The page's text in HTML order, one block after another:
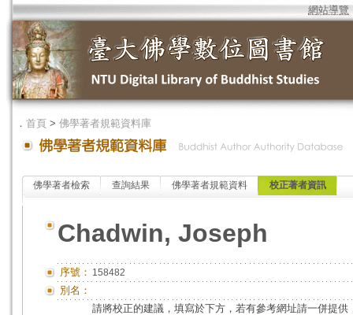
網站導覽
． 首頁 > 佛學著者規範資料庫
佛學著者檢索 查詢結果 佛學著者規範資料 校正著者資訊
Chadwin, Joseph
序號： 158482
別名：
請將校正的建議，填寫於下方，若有參考網址請一併提供